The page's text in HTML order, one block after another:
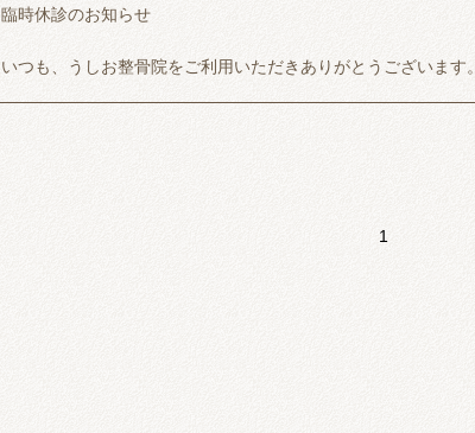
大変ご迷惑おかけしますがよろしくお願いいたします。
臨時休診のお知らせ
いつも、うしお整骨院をご利用いただきありがとうございます。
1